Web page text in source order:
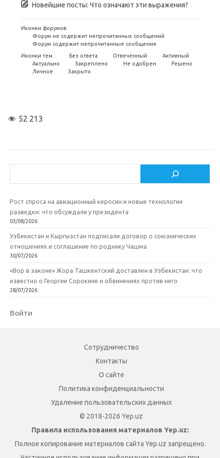
Новейшие посты: Что означают эти выражения?
Иконки форумов:
Форум не содержит непрочитанных сообщений
Форум содержит непрочитанные сообщения
Иконки тем :
Без ответа Отвеченный
Активный
Актуально
Закреплено Не одобрен
Решено
Личное
Закрыто
52 213
Рост спроса на авиационный керосин и новые технологии
разведки: что обсуждали у президента
03/08/2026
Узбекистан и Кыргызстан подписали договор о союзнических
отношениях и соглашение по роднику Чашма
30/07/2026
«Вор в законе» Жора Ташкентский доставлен в Узбекистан: что
известно о Георгии Сорокине и обвинениях против него
28/07/2026
Войти
Сотрудничество
Контакты
О сайте
Политика конфиденциальности
Удаление пользовательских данных
© 2018-2026 Yep.uz
Правила использования материалов Yep.uz:
Полное копирование материалов сайта Yep.uz запрещено.